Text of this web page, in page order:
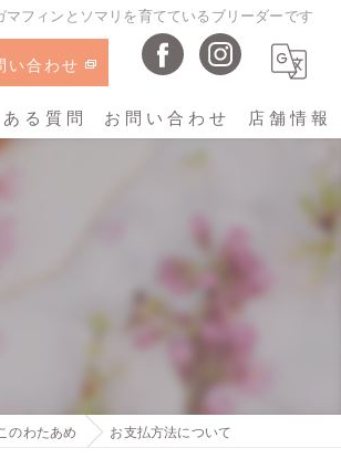
フィンとソマリを育てているブリーダーです
い合わせ
る質問 お問い合わせ 店舗情報
のわたあめ お支払方法について